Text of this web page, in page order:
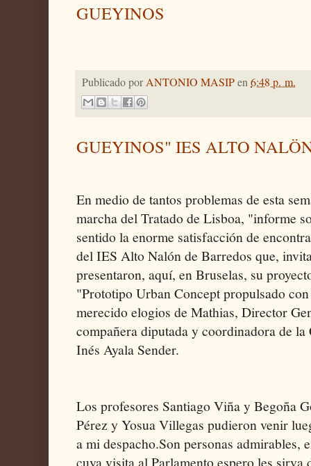
GUEYINOS
Publicado porANTONIO MASIPen6:48 p. m.
GUEYINOS" IES ALTO
En medio de tantos problemas de esta
marcha del Tratado de Lisboa, "informe
sentido la enorme satisfacción de
del IES Alto Nalón de Barredos que,
presentaron, aquí, en Bruselas, su
"Prototipo Urban Concept propulsado
merecido elogios de Mathias, Director
compañera diputada y coordinadora de
Inés Ayala Sender.
Los profesores Santiago Viña y Begoña
Pérez y Yosua Villegas pudieron venir
a mi despacho.Son personas admirables,
cuya visita al Parlamento espero les sirva